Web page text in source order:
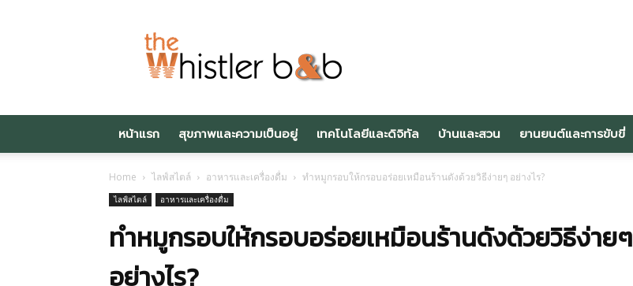
หน้าแรก สุขภาพและความเป็นอยู่ เทคโนโลยีและดิจิทัล บ้านและสวน ยานยนต์และการขับขี่
Home ไลฟ์สไตล์ อาหารและเครื่องดื่ม ทำหมูกรอบให้กรอบอร่อยเหมือนร้านดังด้วยวิธีง่ายๆ อย่างไร?
ไลฟ์สไตล์ อาหารและเครื่องดื่ม
ทำหมูกรอบให้กรอบอร่อยเหมือนร้านดังด้วยวิธีง่ายๆ
อย่างไร?